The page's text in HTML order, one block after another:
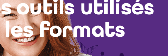
outils utilisés
formats